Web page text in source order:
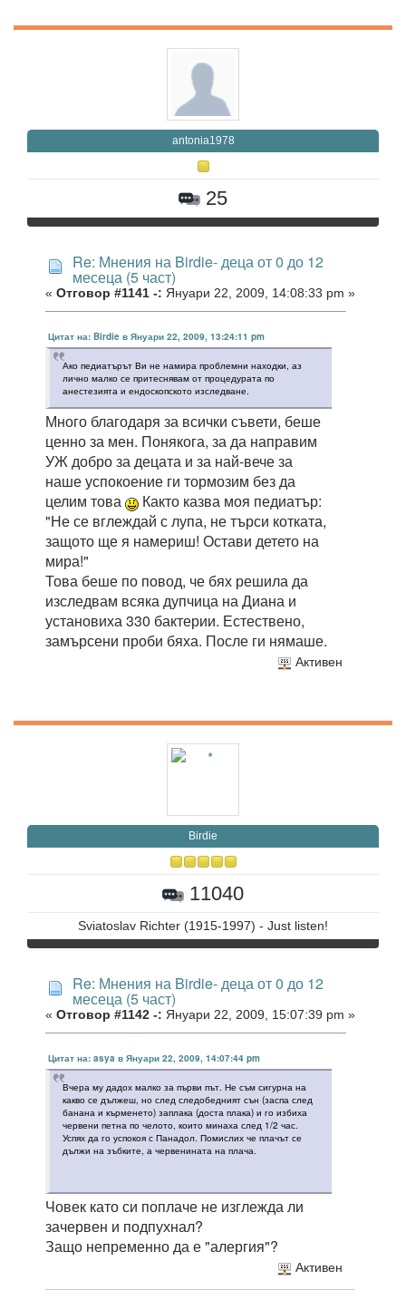
antonia1978
25
Re: Мнения на Birdie- деца от 0 до 12
месеца (5 част)
« Отговор #1141 -: Януари 22, 2009, 14:08:33 pm »
Цитат на: Birdie в Януари 22, 2009, 13:24:11 pm
Ако педиатърът Ви не намира проблемни находки, аз
лично малко се притеснявам от процедурата по
анестезията и ендоскопското изследване.
Много благодаря за всички съвети, беше
ценно за мен. Понякога, за да направим
УЖ добро за децата и за най-вече за
наше успокоение ги тормозим без да
целим това
Както казва моя педиатър:
"Не се вглеждай с лупа, не търси котката,
защото ще я намериш! Остави детето на
мира!"
Това беше по повод, че бях решила да
изследвам всяка дупчица на Диана и
установиха 330 бактерии. Естествено,
замърсени проби бяха. После ги нямаше.
Активен
Birdie
11040
Sviatoslav Richter (1915-1997) - Just listen!
Re: Мнения на Birdie- деца от 0 до 12
месеца (5 част)
« Отговор #1142 -: Януари 22, 2009, 15:07:39 pm »
Цитат на: asya в Януари 22, 2009, 14:07:44 pm
Вчера му дадох малко за първи път. Не съм сигурна на
какво се дължеш, но след следобедният сън (заспа след
банана и кърменето) заплака (доста плака) и го избиха
червени петна по челото, които минаха след 1/2 час.
Успях да го успокоя с Панадол. Помислих че плачът се
дължи на зъбките, а червенината на плача.
Човек като си поплаче не изглежда ли
зачервен и подпухнал?
Защо непременно да е "алергия"?
Активен